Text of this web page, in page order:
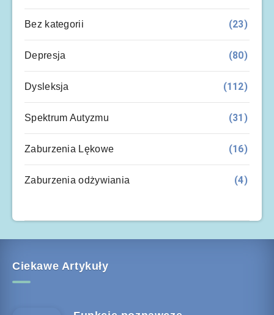
Bez kategorii (23)
Depresja (80)
Dysleksja (112)
Spektrum Autyzmu (31)
Zaburzenia Lękowe (16)
Zaburzenia odżywiania (4)
Ciekawe Artykuły